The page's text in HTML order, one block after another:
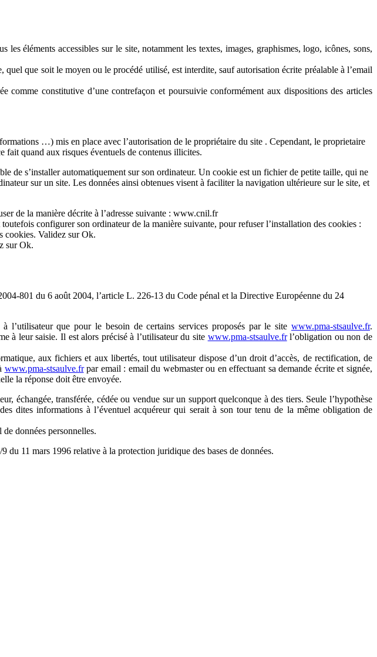
éléments accessibles sur le site, notamment les textes, images, graphismes, logo, icônes, sons,
que soit le moyen ou le procédé utilisé, est interdite, sauf autorisation écrite préalable à l’email
comme constitutive d’une contrefaçon et poursuivie conformément aux dispositions des articles
…) mis en place avec l’autorisation de le propriétaire du site . Cependant, le proprietaire
fait quand aux risques éventuels de contenus illicites.
de s’installer automatiquement sur son ordinateur. Un cookie est un fichier de petite taille, qui ne
sur un site. Les données ainsi obtenues visent à faciliter la navigation ultérieure sur le site, et
de la manière décrite à l’adresse suivante : www.cnil.fr
configurer son ordinateur de la manière suivante, pour refuser l’installation des cookies :
cookies. Validez sur Ok.
sur Ok.
801 du 6 août 2004, l’article L. 226-13 du Code pénal et la Directive Européenne du 24
l’utilisateur que pour le besoin de certains services proposés par le sitewww.pma-stsaulve.fr.
à leur saisie. Il est alors précisé à l’utilisateur du site www.pma-stsaulve.frl’obligation ou non de
aux fichiers et aux libertés, tout utilisateur dispose d’un droit d’accès, de rectification, de
www.pma-stsaulve.frpar email : email du webmaster ou en effectuant sa demande écrite et signée,
la réponse doit être envoyée.
échangée, transférée, cédée ou vendue sur un support quelconque à des tiers. Seule l’hypothèse
dites informations à l’éventuel acquéreur qui serait à son tour tenu de la même obligation de
données personnelles.
du 11 mars 1996 relative à la protection juridique des bases de données.